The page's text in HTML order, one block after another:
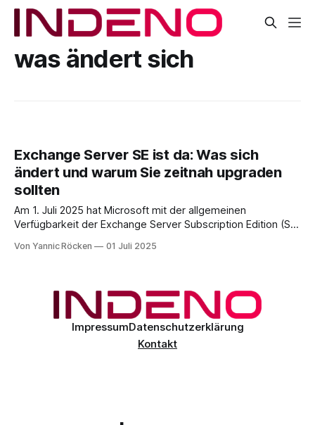
was ändert sich
Exchange Server SE ist da: Was sich
ändert und warum Sie zeitnah upgraden
sollten
Am 1. Juli 2025 hat Microsoft mit der allgemeinen
Verfügbarkeit der Exchange Server Subscription Edition (SE)
eingeläutet. Die neue Version markiert einen fundamentalen
gepflegt, als sogenanntes Evergreen-Produkt. Für viele
Unternehmen,
Von Yannic Röcken 01 Juli 2025
ImpressumDatenschutzerklärung
Kontakt